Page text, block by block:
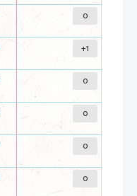
0
+1
0
0
0
0